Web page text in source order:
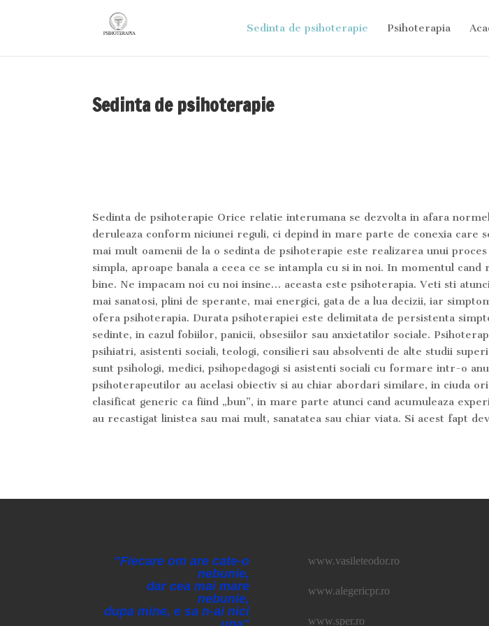
Sedinta de psihoterapie Psihoterapia
Sedinta de psihoterapie
Sedinta de psihoterapie Orice relatie interumana se dezvolta in afara
deruleaza conform niciunei reguli, ci depind in mare parte de conexia
mai mult oamenii de la o sedinta de psihoterapie este realizarea unui
simpla, aproape banala a ceea ce se intampla cu si in noi. In momentul
bine. Ne impacam noi cu noi insine… aceasta este psihoterapia. Veti sti
mai sanatosi, plini de sperante, mai energici, gata de a lua decizii, iar
ofera psihoterapia. Durata psihoterapiei este delimitata de persistenta
sedinte, in cazul fobiilor, panicii, obsesiilor sau anxietatilor sociale.
psihiatri, asistenti sociali, teologi, consilieri sau absolventi de alte studii
sunt psihologi, medici, psihopedagogi si asistenti sociali cu formare intr-o
psihoterapeutilor au acelasi obiectiv si au chiar abordari similare, in ciuda
clasificat generic ca fiind „bun”, in mare parte atunci cand acumuleaza
au recastigat linistea sau mai mult, sanatatea sau chiar viata. Si acest fapt
"Fiecare om are cate-o
nebunie,
dar cea mai mare
nebunie,
dupa mine, e sa n-ai nici
www.vasileteodor.ro
www.alegericpr.ro
www.sper.ro